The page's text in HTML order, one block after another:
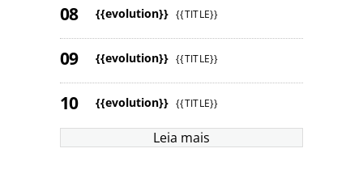
{{evolution}} {{TITLE}}
{{evolution}} {{TITLE}}
{{evolution}} {{TITLE}}
Leia mais